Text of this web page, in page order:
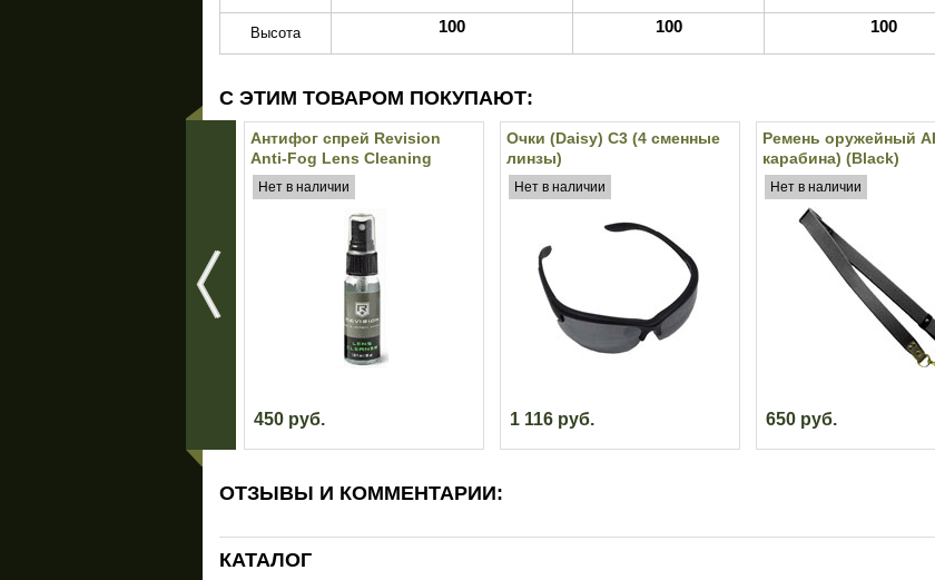
Высота 100 100 100
С ЭТИМ ТОВАРОМ ПОКУПАЮТ:
Антифог спрей Revision
Anti-Fog Lens Cleaning
Spray
Нет в наличии
450 руб.
Очки (Daisy) C3 (4 сменные
линзы)
Нет в наличии
1 116 руб.
Ремень оружейный
карабина) (Black)
Нет в наличии
650 руб.
ОТЗЫВЫ И КОММЕНТАРИИ:
КАТАЛОГ